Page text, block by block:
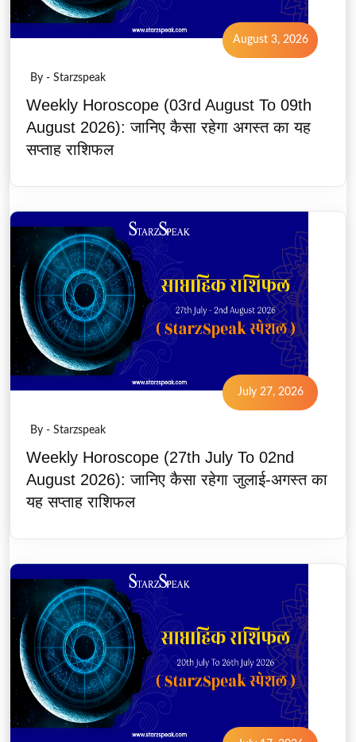
August 3, 2026
By - Starzspeak
Weekly Horoscope (03rd August To 09th
August 2026): जानिए कैसा रहेगा अगस्त का यह
सप्ताह राशिफल
July 27, 2026
By - Starzspeak
Weekly Horoscope (27th July To 02nd
August 2026): जानिए कैसा रहेगा जुलाई-अगस्त का
यह सप्ताह राशिफल